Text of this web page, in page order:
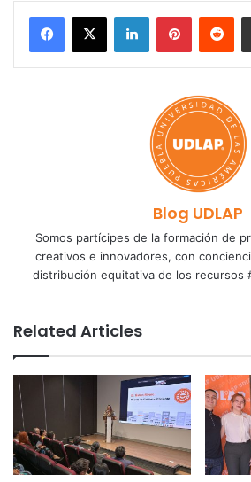
LinkedInPinterest
Blog UDLAP
Somos partícipes de la formación de
creativos e innovadores, con
distribución equitativa de los recursos
Related Articles